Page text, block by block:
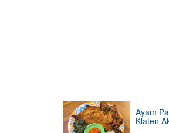
Ayam
Klaten